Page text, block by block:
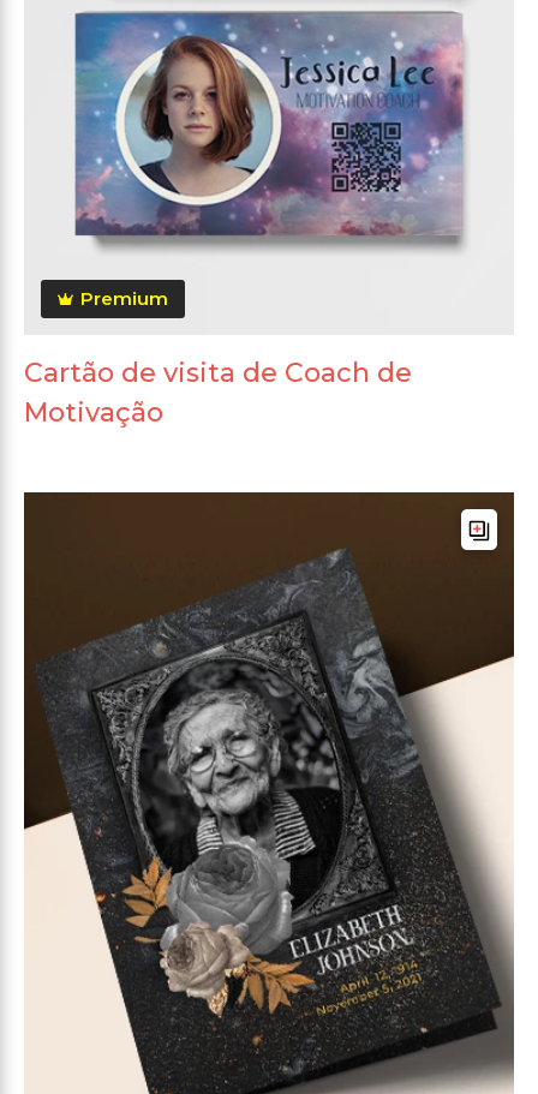
Premium
Cartão de visita de Coach de
Motivação